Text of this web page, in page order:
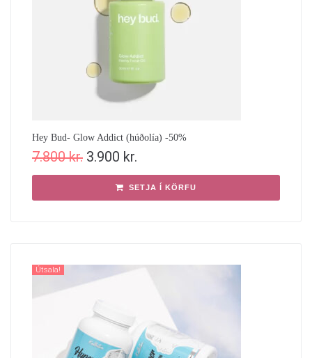
Hey Bud- Glow Addict (húðolía) -50%
7.800kr. 3.900 kr.
SETJA Í KÖRFU
Útsala!